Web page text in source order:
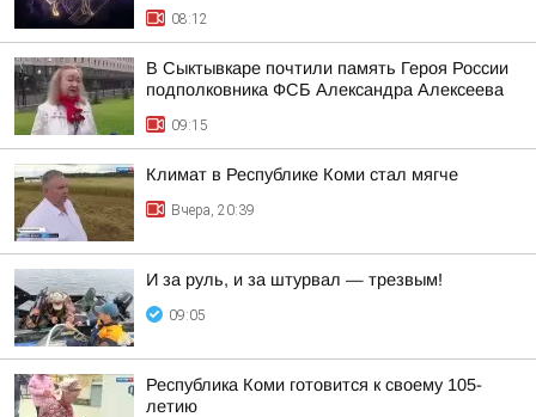
08:12
В Сыктывкаре почтили память Героя России
подполковника ФСБ Александра Алексеева
09:15
Климат в Республике Коми стал мягче
Вчера, 20:39
И за руль, и за штурвал — трезвым!
09:05
Республика Коми готовится к своему 105-
летию